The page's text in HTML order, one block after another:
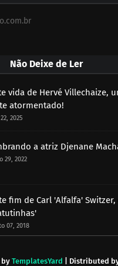
Não Deixe de Ler
vida de Hervé Villechaize,
atormentado!
2025
a atriz Djenane
29, 2022
fim de Carl 'Alfalfa'
07, 2018
by TemplatesYard | Distributed